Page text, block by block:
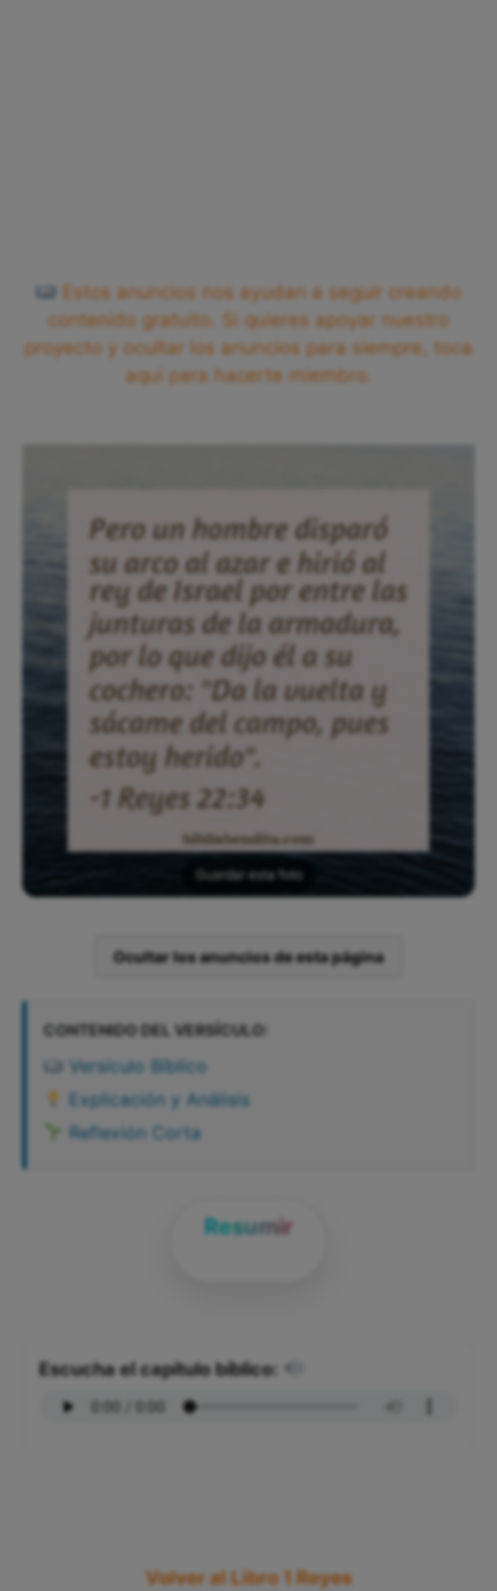
Estos anuncios nos ayudan a seguir creando
contenido gratuito. Si quieres apoyar nuestro
proyecto y ocultar los anuncios para siempre, toca
aquí para hacerte miembro.
Guardar esta foto
Ocultar los anuncios de esta página
CONTENIDO DEL VERSÍCULO:
Versículo Bíblico
Explicación y Análisis
Reflexión Corta
Resumir
Escucha el capítulo bíblico:
Volver al Libro 1 Reyes